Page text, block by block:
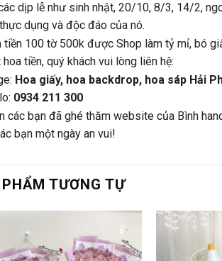
dịp lễ như sinh nhật, 20/10, 8/3, 14/2,
dụng và độc đáo của nó.
tiền 100 tờ 500k được Shop làm tỷ mỉ, bó
tiền, quý khách vui lòng liên hệ:
Hoa giấy, hoa backdrop, hoa sáp Hải
0934 211 300
các bạn đã ghé thăm website của Bình
bạn một ngày an vui!
TƯƠNG TỰ